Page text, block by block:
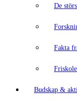
De
Fakta
Budskap &